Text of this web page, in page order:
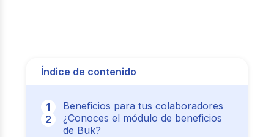
Índice de contenido
Beneficios para tus colaboradores
¿Conoces el módulo de beneficios
de Buk?